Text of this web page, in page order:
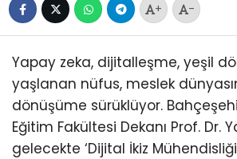
+ -
Yapay zeka, dijitalleşme, yeşil
yaşlanan nüfus, meslek
dönüşüme sürüklüyor.
Eğitim Fakültesi Dekanı Prof. Dr.
gelecekte ‘Dijital İkiz